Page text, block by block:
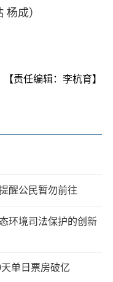
成）
【责任编辑：李杭育】
醒公民暂勿前往
环境司法保护的创新
单日票房破亿